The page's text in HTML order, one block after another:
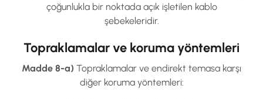
çoğunlukla bir noktada açık işletilen kablo
şebekeleridir.
Topraklamalar ve koruma yöntemleri
Madde 8-a) Topraklamalar ve endirekt temasa karşı
diğer koruma yöntemleri: